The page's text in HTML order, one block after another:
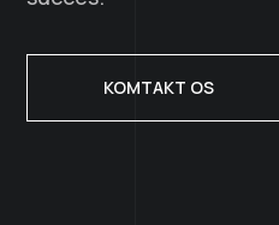
KOMTAKT OS